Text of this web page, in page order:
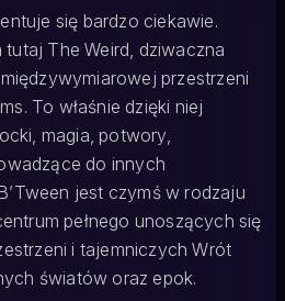
się bardzo ciekawie.
The Weird, dziwaczna
przestrzeni
To właśnie dzięki niej
magia, potwory,
do innych
jest czymś w rodzaju
pełnego unoszących się
i tajemniczych Wrót
światów oraz epok.